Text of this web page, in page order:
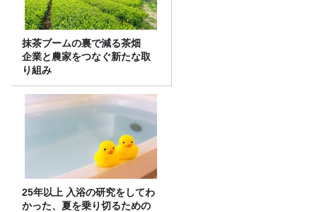
抹茶ブームの裏で減る茶畑
企業と農家をつなぐ新たな取
り組み
25年以上 入浴の研究をしてわ
かった、夏を乗り切るための